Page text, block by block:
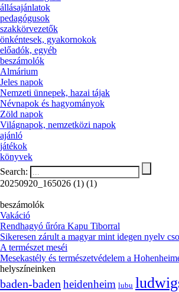
állásajánlatok
pedagógusok
szakkörvezetők
önkéntesek, gyakornokok
előadók, egyéb
beszámolók
Almárium
Jeles napok
Nemzeti ünnepek, hazai tájak
Névnapok és hagyományok
Zöld napok
Világnapok, nemzetközi napok
ajánló
játékok
könyvek
Search:
20250920_165026 (1) (1)
beszámolók
Vakáció
Rendhagyó űróra Kapu Tiborral
Sikeresen zárult a magyar mint idegen nyelv
A természet meséi
Mesekastély és természetvédelem a
helyszíneinken
baden-baden heidenheim lubu